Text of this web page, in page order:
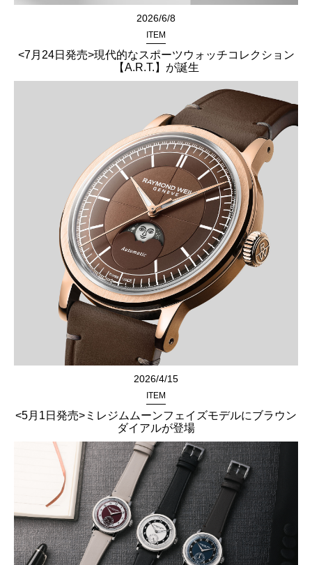
2026/6/8
ITEM
<7月24日発売>現代的なスポーツウォッチコレクション
【A.R.T.】が誕生
2026/4/15
ITEM
<5月1日発売>ミレジムムーンフェイズモデルにブラウン
ダイアルが登場